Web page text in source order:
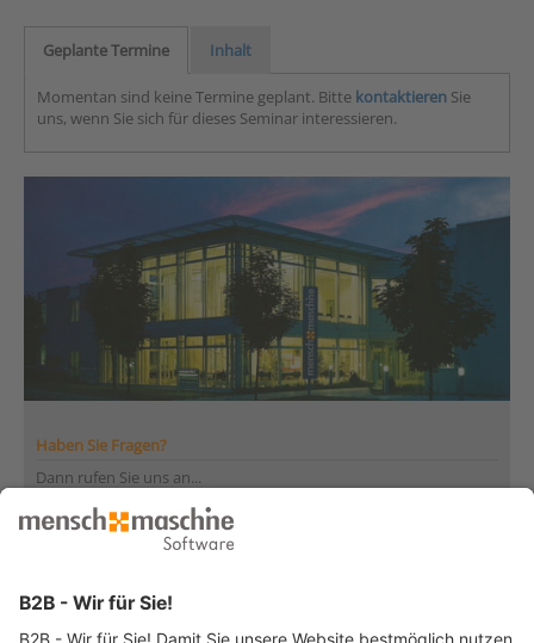
Geplante Termine Inhalt
Momentan sind keine Termine geplant. Bitte kontaktieren Sie
uns, wenn Sie sich für dieses Seminar interessieren.
Haben Sie Fragen?
Dann rufen Sie uns an...
Infoline +41 44 864 19 00
und 13:30 bis 17:00 Uhr